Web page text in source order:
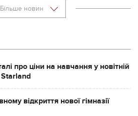
Більше новин
про ціни на навчання у новітній
Starland
відкриття нової гімназії